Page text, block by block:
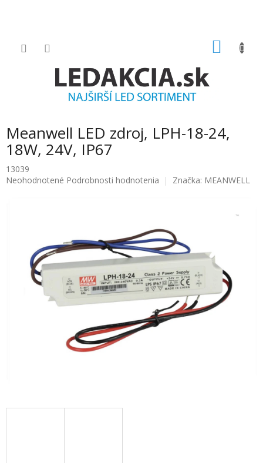
Meanwell LED zdroj, LPH-18-24,
18W, 24V, IP67
13039
Priemerné
hviezdičiek.
Neohodnotené Podrobnosti hodnotenia Značka: MEANWELL